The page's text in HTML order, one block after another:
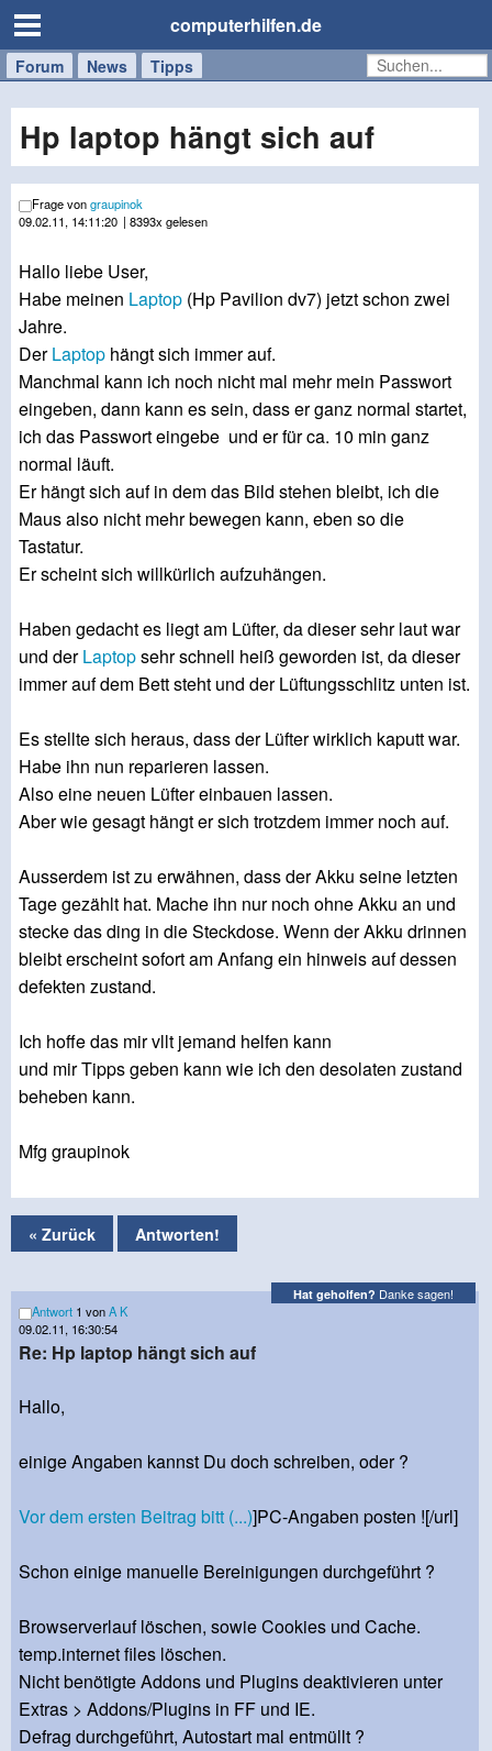
computerhilfen.de
Forum News Tipps
Handy
Tablet
Windows
Mac
Hp laptop hängt sich auf
Frage vongraupinok
09.02.11, 14:11:20 | 8393x gelesen
Hallo liebe User,
Habe meinen Laptop (Hp Pavilion dv7) jetzt schon zwei
Jahre.
DerLaptop hängt sich immer auf.
Manchmal kann ich noch nicht mal mehr mein Passwort
eingeben, dann kann es sein, dass er ganz normal startet,
ich das Passwort eingebe und er für ca. 10 min ganz
normal läuft.
Er hängt sich auf in dem das Bild stehen bleibt, ich die
Maus also nicht mehr bewegen kann, eben so die
Tastatur.
Er scheint sich willkürlich aufzuhängen.
Haben gedacht es liegt am Lüfter, da dieser sehr laut war
und derLaptopsehr schnell heiß geworden ist, da dieser
immer auf dem Bett steht und der Lüftungsschlitz unten ist.
Es stellte sich heraus, dass der Lüfter wirklich kaputt war.
Habe ihn nun reparieren lassen.
Also eine neuen Lüfter einbauen lassen.
Aber wie gesagt hängt er sich trotzdem immer noch auf.
Ausserdem ist zu erwähnen, dass der Akku seine letzten
Tage gezählt hat. Mache ihn nur noch ohne Akku an und
stecke das ding in die Steckdose. Wenn der Akku drinnen
bleibt erscheint sofort am Anfang ein hinweis auf dessen
defekten zustand.
Ich hoffe das mir vllt jemand helfen kann
und mir Tipps geben kann wie ich den desolaten zustand
beheben kann.
Mfg graupinok
« Zurück Antworten!
Hat geholfen? Danke sagen!
Antwort 1 vonA K
09.02.11, 16:30:54
Re: Hp laptop hängt sich auf
Hallo,
einige Angaben kannst Du doch schreiben, oder ?
Vor dem ersten Beitrag bitt (...)]PC-Angaben posten ![/url]
Schon einige manuelle Bereinigungen durchgeführt ?
Browserverlauf löschen, sowie Cookies und Cache.
temp.internet files löschen.
Nicht benötigte Addons und Plugins deaktivieren unter
Extras > Addons/Plugins in FF und IE.
Defrag durchgeführt, Autostart mal entmüllt ?